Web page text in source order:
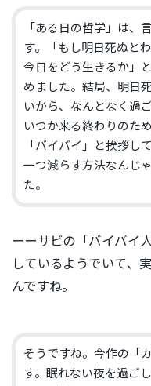
「ある日の哲学」は、
す。「もし明日死ぬと
今日をどう生きるか」
めました。結局、明日
いから、なんとなく過
いつか来る終わりのた
「バイバイ」と挨拶し
一つ減らす方法なんじ
た。
ーーサビの「バイバイ
しているようでいて、
んですね。
そうですね。今作の「
す。眠れない夜を過ご